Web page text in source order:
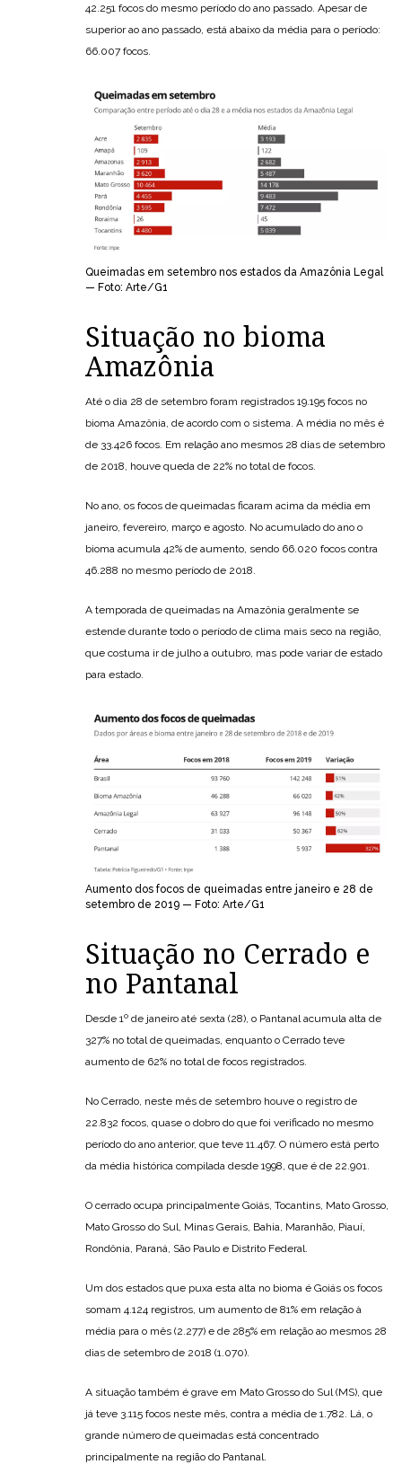
42.251 focos do mesmo período do ano passado. Apesar de
superior ao ano passado, está abaixo da média para o período:
66.007 focos.
Queimadas em setembro nos estados da Amazônia Legal
— Foto: Arte/G1
Situação no bioma
Amazônia
Até o dia 28 de setembro foram registrados 19.195 focos no
bioma Amazônia, de acordo com o sistema. A média no mês é
de 33.426 focos. Em relação ano mesmos 28 dias de setembro
de 2018, houve queda de 22% no total de focos.
No ano, os focos de queimadas ficaram acima da média em
janeiro, fevereiro, março e agosto. No acumulado do ano o
bioma acumula 42% de aumento, sendo 66.020 focos contra
46.288 no mesmo período de 2018.
A temporada de queimadas na Amazônia geralmente se
estende durante todo o período de clima mais seco na região,
que costuma ir de julho a outubro, mas pode variar de estado
para estado.
Aumento dos focos de queimadas entre janeiro e 28 de
setembro de 2019 — Foto: Arte/G1
Situação no Cerrado e
no Pantanal
Desde 1º de janeiro até sexta (28), o Pantanal acumula alta de
327% no total de queimadas, enquanto o Cerrado teve
aumento de 62% no total de focos registrados.
No Cerrado, neste mês de setembro houve o registro de
22.832 focos, quase o dobro do que foi verificado no mesmo
período do ano anterior, que teve 11.467. O número está perto
da média histórica compilada desde 1998, que é de 22.901.
O cerrado ocupa principalmente Goiás, Tocantins, Mato Grosso,
Mato Grosso do Sul, Minas Gerais, Bahia, Maranhão, Piauí,
Rondônia, Paraná, São Paulo e Distrito Federal.
Um dos estados que puxa esta alta no bioma é Goiás os focos
somam 4.124 registros, um aumento de 81% em relação à
média para o mês (2.277) e de 285% em relação ao mesmos 28
dias de setembro de 2018 (1.070).
A situação também é grave em Mato Grosso do Sul (MS), que
já teve 3.115 focos neste mês, contra a média de 1.782. Lá, o
grande número de queimadas está concentrado
principalmente na região do Pantanal.